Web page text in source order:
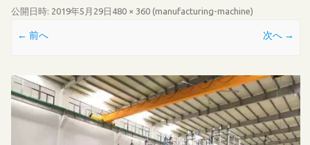
公開日時: 2019年5月29日 480 × 360 (manufacturing-machine)
← 前へ 次へ →